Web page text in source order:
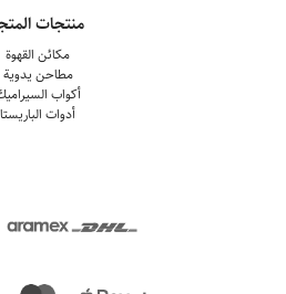
منتجات
مكائن القهوة
مطاحن يدوية
أكواب
أدوات الباريستا